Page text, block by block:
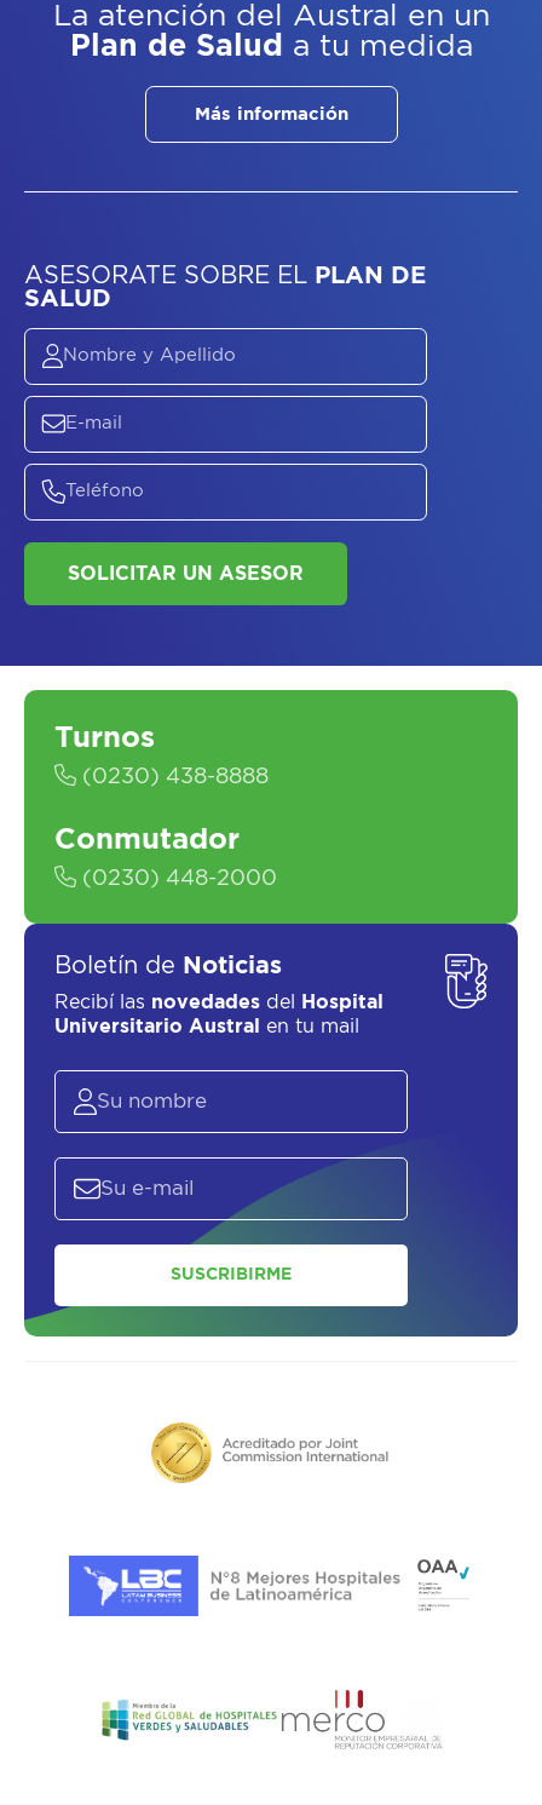
La atención del Austral
en un
Plan de Salud a tu medida
Más información
ASESORATE SOBREELPLAN DE
SALUD
Turnos
(0230) 438-8888
Conmutador
(0230) 448-2000
Boletín de Noticias
Recibí las novedades del
Hospital
Universitario Austral
en tu mail
SUSCRIBIRME